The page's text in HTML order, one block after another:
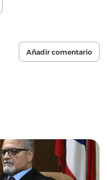
Añadir comentario